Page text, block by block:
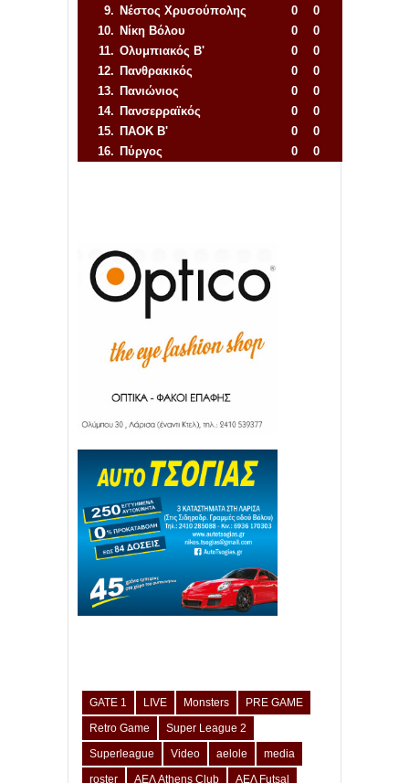
9. Νέστος Χρυσούπολης 0
0
10. Νίκη Βόλου 0
0
11. Ολυμπιακός Β' 0
0
12. Πανθρακικός 0
0
13. Πανιώνιος 0
0
14. Πανσερραϊκός 0
0
15. ΠΑΟΚ Β' 0
0
16. Πύργος 0
0
GATE 1 LIVE Monsters
PRE GAME
Retro Game
Super League 2
Superleague
Video aelole
media
roster
ΑΕΛ Athens Club ΑΕΛ Futsal